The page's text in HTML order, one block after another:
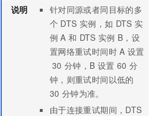
说明
针对同源或者同目标的多
个 DTS 实例，如 DTS 实
例 A 和 DTS 实例 B，设
置网络重试时间时 A 设置
30 分钟，B 设置 60 分
钟，则重试时间以低的
30 分钟为准。
由于连接重试期间，DTS